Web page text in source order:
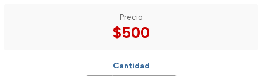
Precio
$500
Cantidad